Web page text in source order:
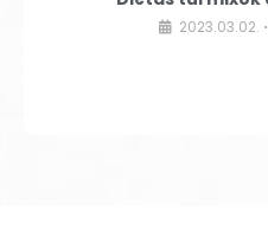
2023.03.02. •